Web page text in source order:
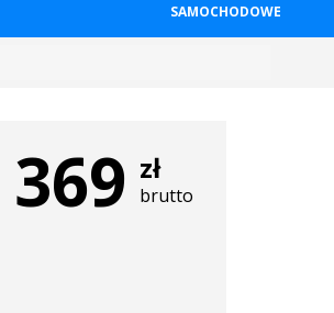
SAMOCHODOWE
369 zł
brutto